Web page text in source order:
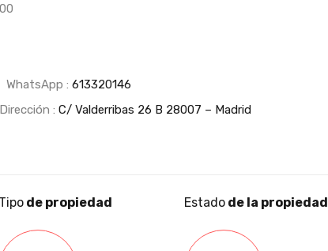
WhatsApp : 613320146
Dirección : C/ Valderribas 26 B 28007 – Madrid
Tipo de propiedad Estadode la propiedad